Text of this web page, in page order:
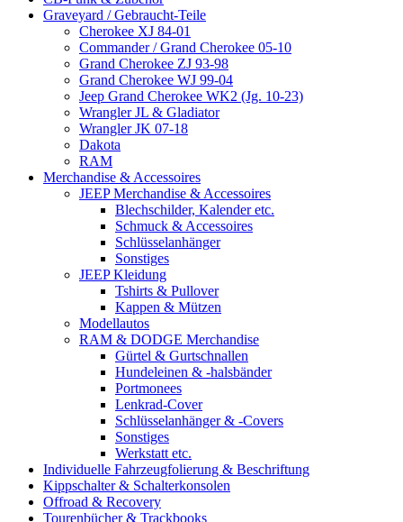
Graveyard / Gebraucht-Teile
Cherokee XJ 84-01
Commander / Grand Cherokee 05-10
Grand Cherokee ZJ 93-98
Grand Cherokee WJ 99-04
Jeep Grand Cherokee WK2 (Jg. 10-23)
Wrangler JL & Gladiator
Wrangler JK 07-18
Dakota
RAM
Merchandise & Accessoires
JEEP Merchandise & Accessoires
Blechschilder, Kalender etc.
Schmuck & Accessoires
Schlüsselanhänger
Sonstiges
JEEP Kleidung
Tshirts & Pullover
Kappen & Mützen
Modellautos
RAM & DODGE Merchandise
Gürtel & Gurtschnallen
Hundeleinen & -halsbänder
Portmonees
Lenkrad-Cover
Schlüsselanhänger & -Covers
Sonstiges
Werkstatt etc.
Individuelle Fahrzeugfolierung & Beschriftung
Kippschalter & Schalterkonsolen
Offroad & Recovery
Tourenbücher & Trackbooks